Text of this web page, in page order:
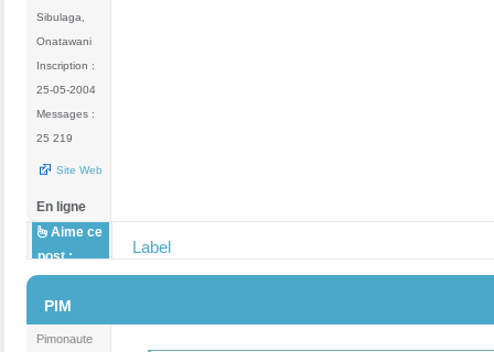
Sibulaga,
Onatawani
Inscription :
25-05-2004
Messages :
25 219
Site Web
En ligne
Aime ce
post :
Label
PIM
Pimonaute